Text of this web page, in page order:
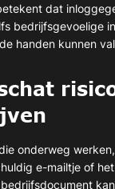
dat
bedrijfsgevoelige
handen kunnen
onderweg
e-mailtje of het
kan